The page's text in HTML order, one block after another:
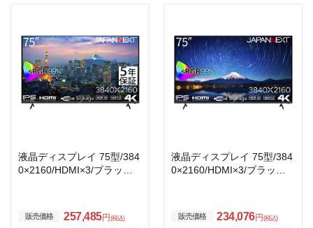
液晶ディスプレイ 75型/384
0×2160/HDMI×3/ブラック/
販売価格 257,485円 (税込)
液晶ディスプレイ 75型/384
0×2160/HDMI×3/ブラック/
販売価格 234,076円 (税込)